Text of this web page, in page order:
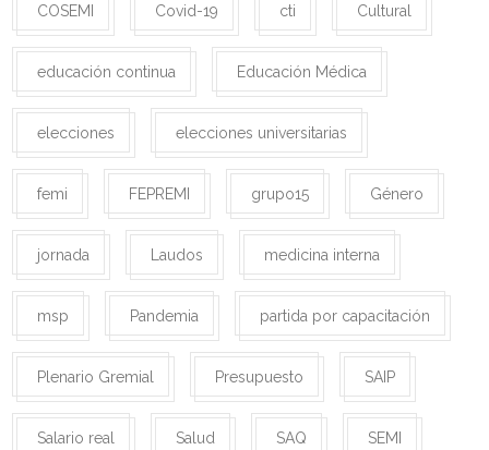
COSEMI Covid-19 cti Cultural
educación continua Educación Médica
elecciones elecciones universitarias
femi FEPREMI grupo15 Género
jornada Laudos medicina interna
msp Pandemia partida por capacitación
Plenario Gremial Presupuesto SAIP
Salario real Salud SAQ SEMI